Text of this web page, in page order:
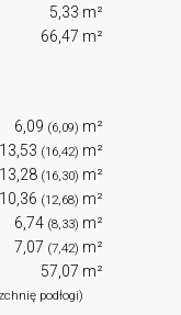
5,33 m²
66,47 m²
6,09 (6,09) m²
13,53 (16,42) m²
13,28 (16,30) m²
10,36 (12,68) m²
6,74 (8,33) m²
7,07 (7,42) m²
57,07 m²
podłogi)